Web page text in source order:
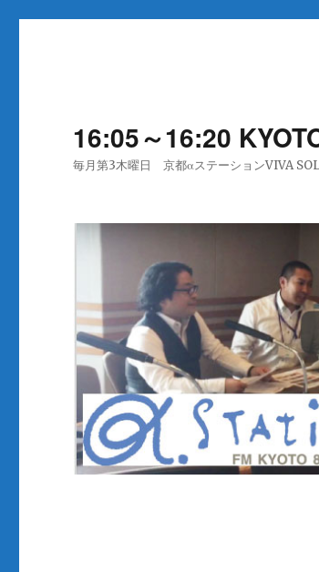
16:05～16:20
毎月第3木曜日 京都αステーションVIVA